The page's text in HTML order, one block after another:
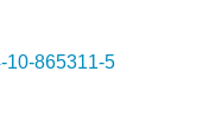
10-865311-5